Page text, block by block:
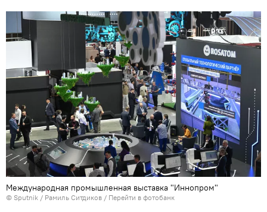
Международная промышленная выставка "Иннопром"
© Sputnik / Рамиль Ситдиков / Перейти в фотобанк